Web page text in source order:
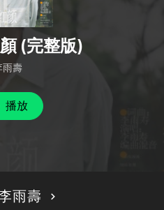
(完整版)
雨壽
播放
雨壽